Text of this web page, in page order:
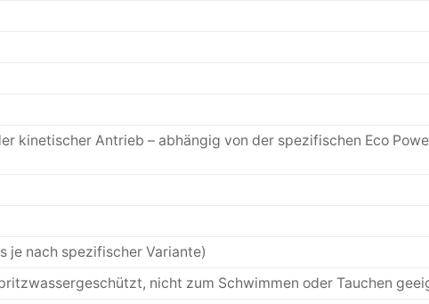
kinetischer Antrieb – abhängig von der spezifischen Eco
je nach spezifischer Variante)
nicht zum Schwimmen oder Tauchen